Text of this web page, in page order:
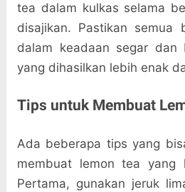
tea dalam kulkas selama
disajikan. Pastikan semua
dalam keadaan segar dan
yang dihasilkan lebih enak
Tips untuk Membuat
Ada beberapa tips yang
membuat lemon tea yang
Pertama, gunakan jeruk